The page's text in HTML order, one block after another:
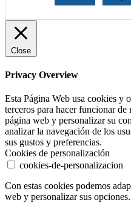
Close
Privacy Overview
Esta Página Web usa cookies y
terceros para hacer funcionar de
página web y personalizar su
analizar la navegación de los
sus gustos y preferencias.
Cookies de personalización
cookies-de-personalizacion
Con estas cookies podemos
web y personalizar sus opciones.